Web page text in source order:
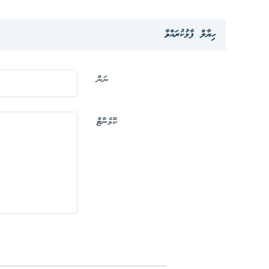
ހިޔާލް ފާޅުކުރައްވާ
ނަން
ކޮމެންޓް